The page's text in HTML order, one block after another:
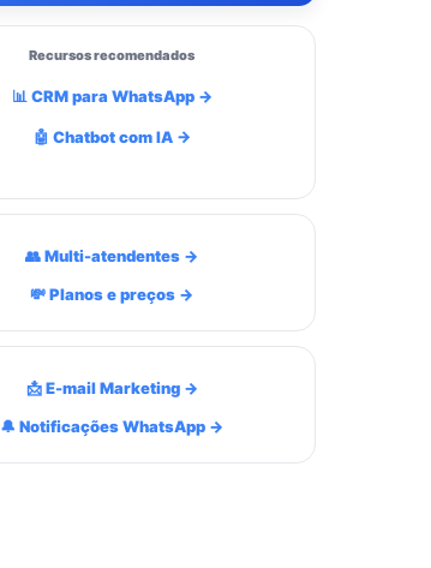
Recursos recomendados
📊 CRM para WhatsApp →
🤖 Chatbot com IA →
👥 Multi-atendentes →
💸 Planos e preços →
📩 E-mail Marketing →
🔔 Notificações WhatsApp →